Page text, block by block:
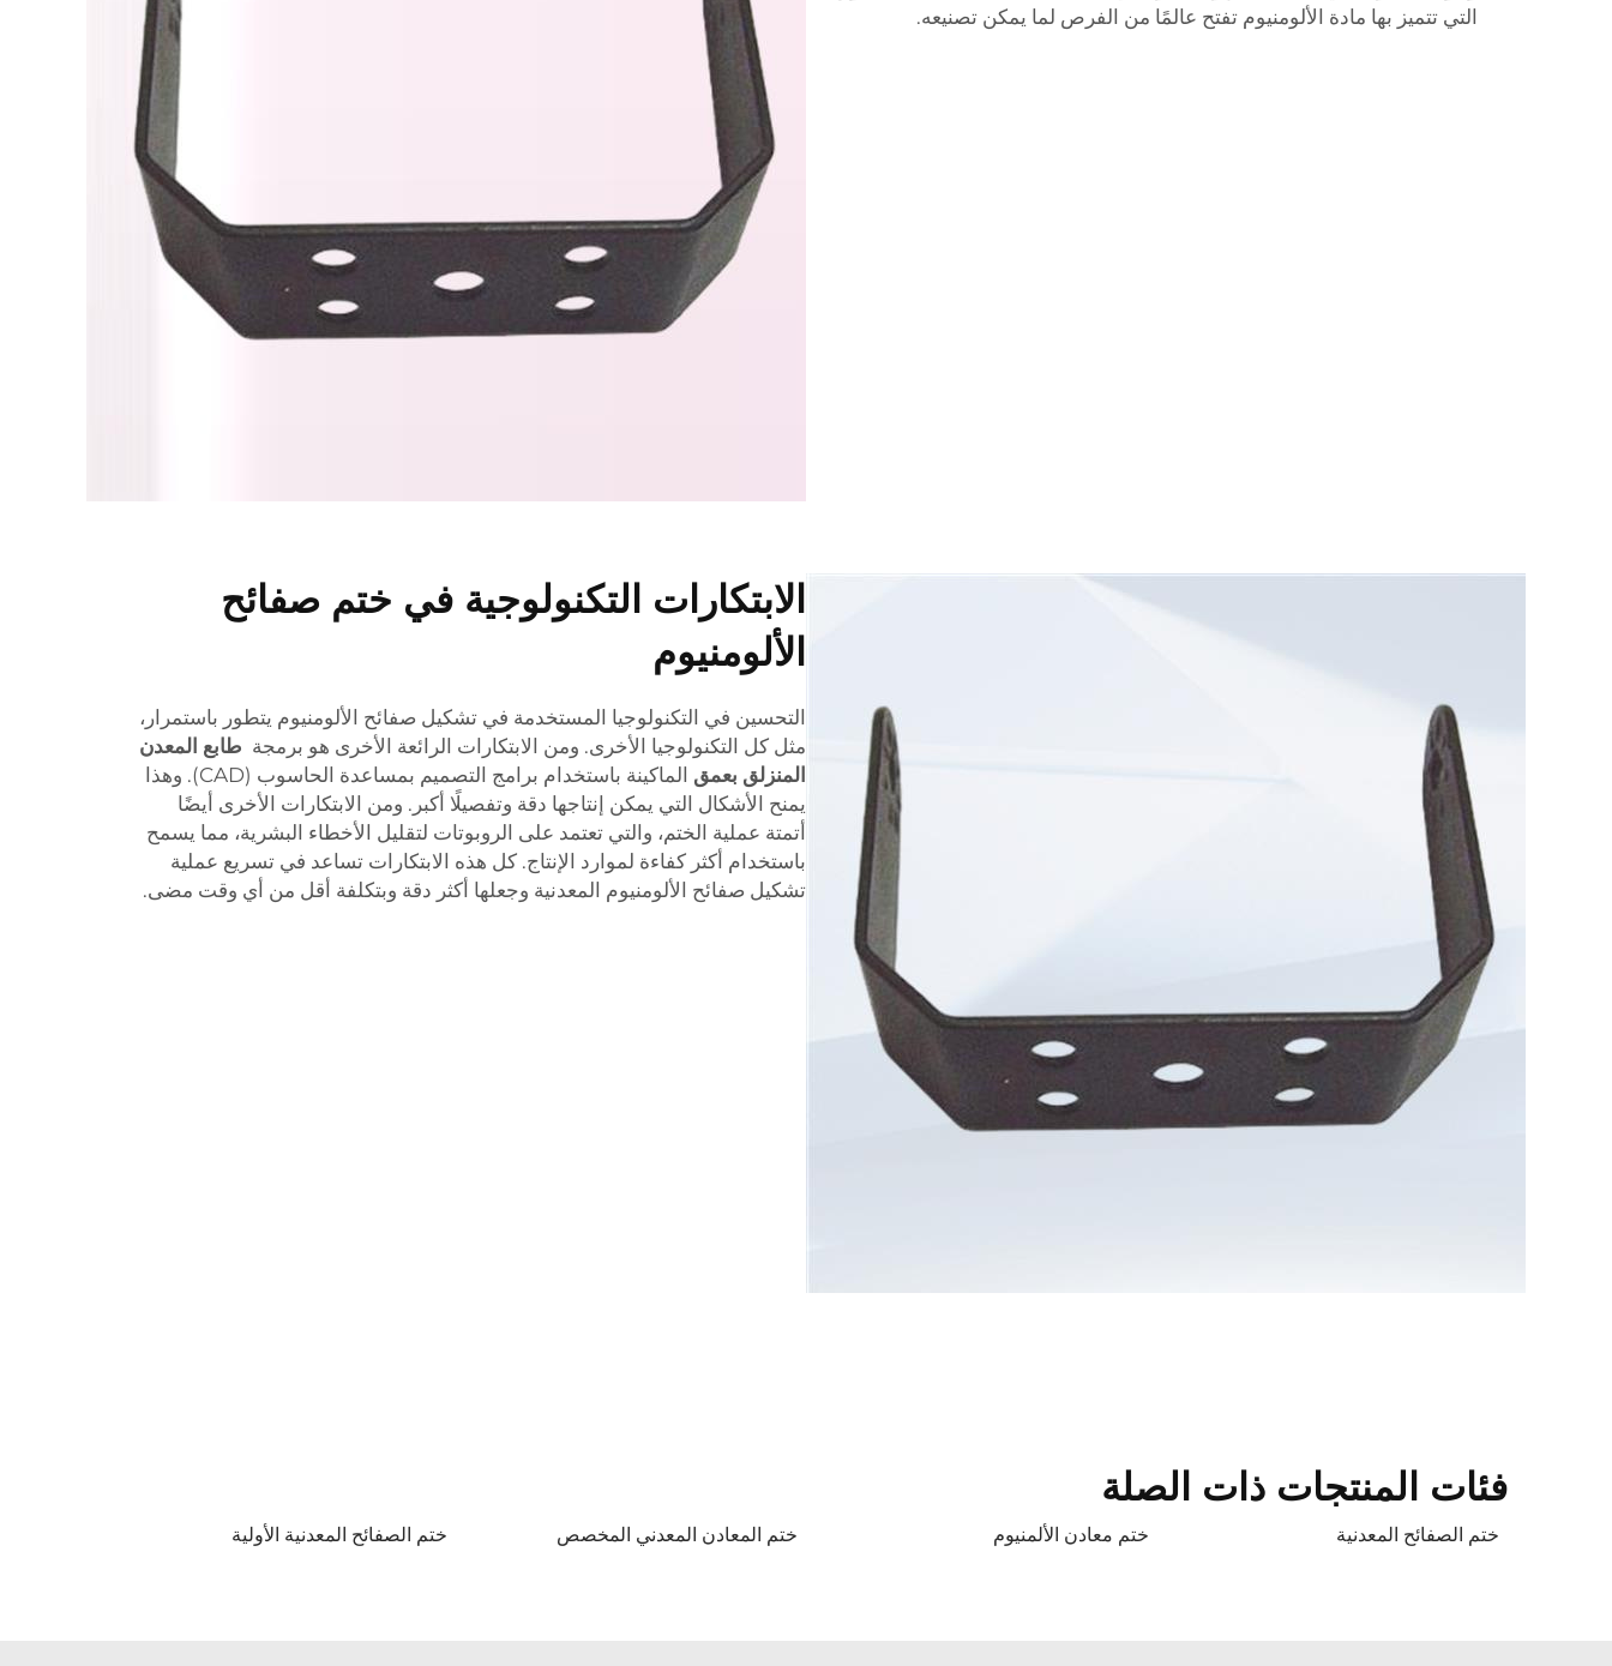
التي تتميز بها مادة الألومنيوم تفتح عالمًا من الفرص لما يمكن تصنيعه.
الابتكارات التكنولوجية في ختم صفائح
الألومنيوم
التحسين في التكنولوجيا المستخدمة في تشكيل صفائح الألومنيوم يتطور باستمرار،
مثل كل التكنولوجيا الأخرى. ومن الابتكارات الرائعة الأخرى هو برمجة طابع المعدن
المنزلق بعمق
الماكينة باستخدام برامج التصميم بمساعدة الحاسوب (CAD). وهذا
يمنح الأشكال التي يمكن إنتاجها دقة وتفصيلًا أكبر. ومن الابتكارات الأخرى أيضًا
أتمتة عملية الختم، والتي تعتمد على الروبوتات لتقليل الأخطاء البشرية، مما يسمح
باستخدام أكثر كفاءة لموارد الإنتاج. كل هذه الابتكارات تساعد في تسريع عملية
تشكيل صفائح الألومنيوم المعدنية وجعلها أكثر دقة وبتكلفة أقل من أي وقت مضى.
فئات المنتجات ذات الصلة
ختم الصفائح المعدنية ختم معادن الألمنيوم ختم المعادن المعدني المخصص ختم الصفائح المعدنية الأولية